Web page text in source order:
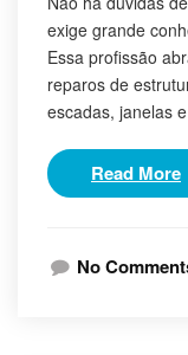
exige grande
Essa profissão
reparos de
escadas, janelas
Read More
No